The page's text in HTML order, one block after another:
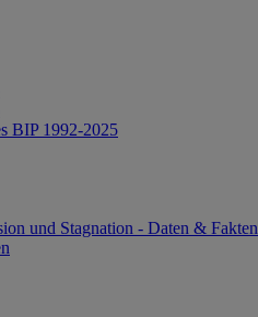
BIP 1992-2025
und Stagnation - Daten & Fakten